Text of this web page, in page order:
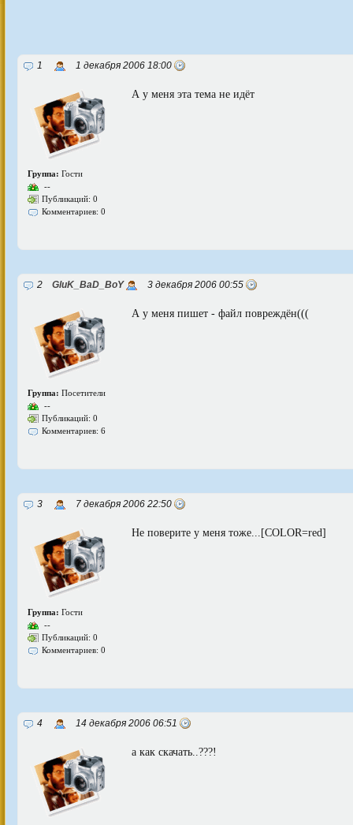
1 1 декабря 2006 18:00
Группа: Гости
--
Публикаций: 0
Комментариев: 0
А у меня эта тема не идёт
2 GluK_BaD_BoY 3 декабря 2006 00:55
Группа: Посетители
--
Публикаций: 0
Комментариев: 6
А у меня пишет - файл повреждён(((
3 7 декабря 2006 22:50
Группа: Гости
--
Публикаций: 0
Комментариев: 0
Не поверите у меня тоже...[COLOR=red]
4 14 декабря 2006 06:51
а как скачать..???!